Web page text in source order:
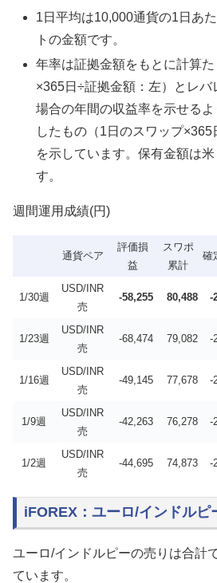
1日平均は10,000通貨の1日あ
トの金額です。
年率は証拠金額をもとに計算
×365日÷証拠金額：左）とレ
場合の年間の収益率を示せる
したもの（1日のスワップ×365
を示しています。保有金額は
す。
週間運用成績(円)
通貨ペア
評価損
益
スワポ
累計
確
1/30週
USD/INR
売
-58,255 80,488 -
1/23週
USD/INR
売
-68,474 79,082 -
1/16週
USD/INR
売
-49,145 77,678 -
1/9週
USD/INR
売
-42,263 76,278 -
1/2週
USD/INR
売
-44,695 74,873 -
iFOREX：ユーロ/インドルピ
ユーロ/インドルピーの売りは合計
ています。